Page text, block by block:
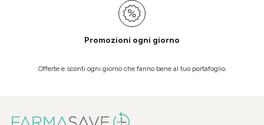
Promozioni ogni giorno
Offerte e sconti ogni giorno che fanno bene al tuo portafoglio.